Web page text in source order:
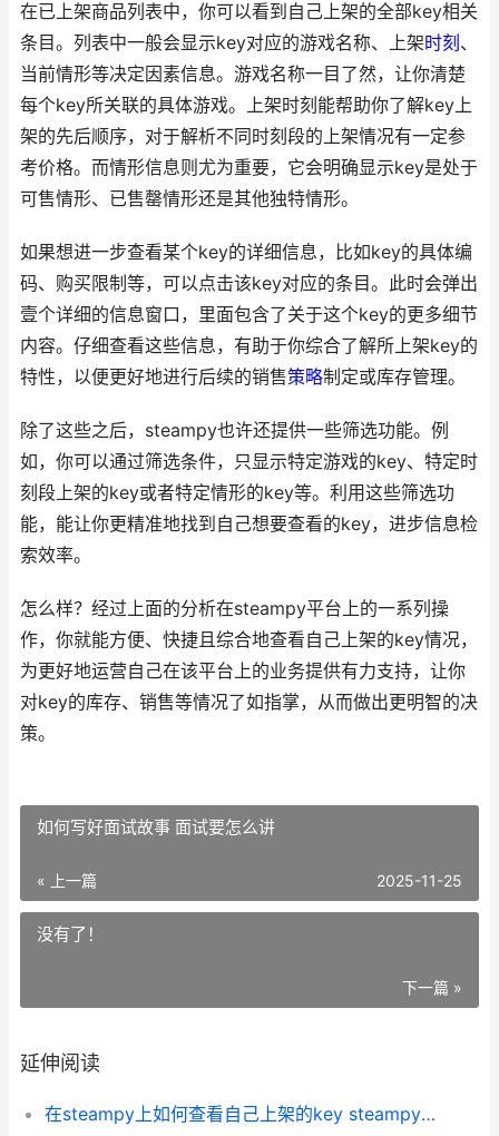
在已上架商品列表中，你可以看到自己上架的全部key相关
条目。列表中一般会显示key对应的游戏名称、上架时刻 、
当前情形等决定因素信息。游戏名称一目了然，让你清楚
每个key所关联的具体游戏。上架时刻能帮助你了解key上
架的先后顺序，对于解析不同时刻段的上架情况有一定参
考价格。而情形信息则尤为重要，它会明确显示key是处于
可售情形、已售罄情形还是其他独特情形。
如果想进一步查看某个key的详细信息，比如key的具体编
码、购买限制等，可以点击该key对应的条目。此时会弹出
壹个详细的信息窗口，里面包含了关于这个key的更多细节
内容。仔细查看这些信息，有助于你综合了解所上架key的
特性，以便更好地进行后续的销售策略制定或库存管理。
除了这些之后，steampy也许还提供一些筛选功能。例
如，你可以通过筛选条件，只显示特定游戏的key、特定时
刻段上架的key或者特定情形的key等。利用这些筛选功
能，能让你更精准地找到自己想要查看的key，进步信息检
索效率。
怎么样？经过上面的分析在steampy平台上的一系列操
作，你就能方便、快捷且综合地查看自己上架的key情况，
为更好地运营自己在该平台上的业务提供有力支持，让你
对key的库存、销售等情况了如指掌，从而做出更明智的决
策。
如何写好面试故事 面试要怎么讲
« 上一篇 2025-11-25
没有了！
下一篇 »
延伸阅读
在steampy上如何查看自己上架的key steampy在哪